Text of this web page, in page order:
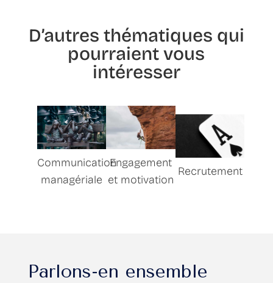
D’autres thématiques qui
pourraient vous
intéresser
Communication
managériale
Engagement
et motivation
Recrutement
Parlons-en ensemble